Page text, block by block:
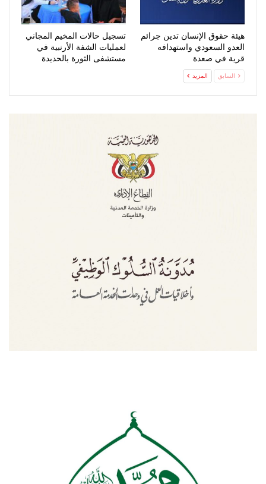
هيئة حقوق الإنسان تدين جرائم
العدو السعودي واستهدافه
قرية في صعدة
تسجيل حالات المخيم المجاني
لعمليات الشفة الأرنبية في
مستشفى الثورة بالحديدة
السابق المزيد